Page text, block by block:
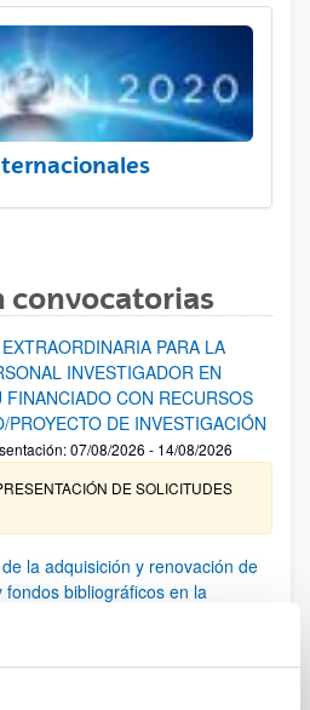
convocatorias
PARA LA
INVESTIGADOR EN
CON RECURSOS
PROYECTO DE INVESTIGACIÓN
07/08/2026 - 14/08/2026
DE SOLICITUDES
la adquisición y renovación de
bibliográficos en la